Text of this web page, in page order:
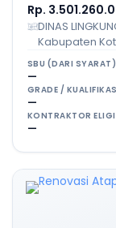
Rp.
DINAS
Kabupaten
SBU (DARI SYARAT)
—
GRADE /
—
KONTRAKTOR
—